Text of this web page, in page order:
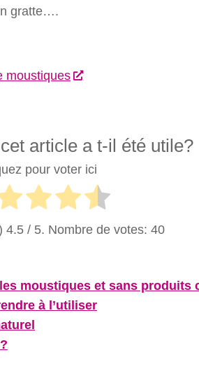
gratte….
moustiques
article a t-il été utile?
pour voter ici
4.5/ 5. Nombre de votes: 40
moustiques et sans produits
à l’utiliser